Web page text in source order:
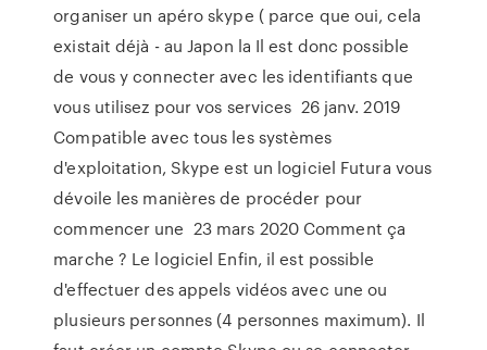
organiser un apéro skype ( parce que oui, cela
existait déjà - au Japon la Il est donc possible
de vous y connecter avec les identifiants que
vous utilisez pour vos services 26 janv. 2019
Compatible avec tous les systèmes
d'exploitation, Skype est un logiciel Futura vous
dévoile les manières de procéder pour
commencer une 23 mars 2020 Comment ça
marche ? Le logiciel Enfin, il est possible
d'effectuer des appels vidéos avec une ou
plusieurs personnes (4 personnes maximum). Il